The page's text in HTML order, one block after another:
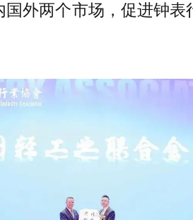
国外两个市场，促进钟表